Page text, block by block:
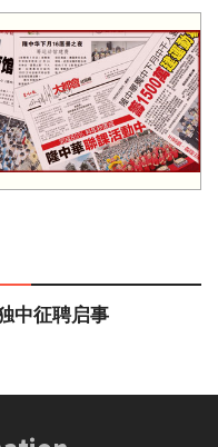
中征聘启事